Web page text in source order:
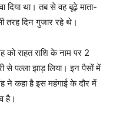
दिया था। तब से वह बूढ़े माता-
तरह दिन गुजार रहे थे।
राहत राशि के नाम पर 2
से पल्ला झाड़ लिया। इन पैसों में
ने कहा है इस महंगाई के दौर में
है।